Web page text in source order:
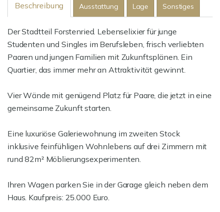
Beschreibung Ausstattung Lage Sonstiges
Der Stadtteil Forstenried. Lebenselixier für junge
Studenten und Singles im Berufsleben, frisch verliebten
Paaren und jungen Familien mit Zukunftsplänen. Ein
Quartier, das immer mehr an Attraktivität gewinnt.
Vier Wände mit genügend Platz für Paare, die jetzt in eine
gemeinsame Zukunft starten.
Eine luxuriöse Galeriewohnung im zweiten Stock
inklusive feinfühligen Wohnlebens auf drei Zimmern mit
rund 82m² Möblierungsexperimenten.
Ihren Wagen parken Sie in der Garage gleich neben dem
Haus. Kaufpreis: 25.000 Euro.